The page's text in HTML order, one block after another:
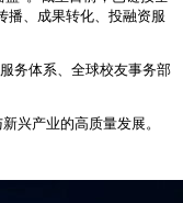
播、成果转化、投融资服
务体系、全球校友事务部
兴产业的高质量发展。